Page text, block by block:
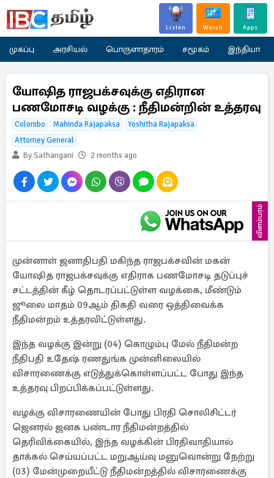
Listen Watch Apps
முகப்பு அரசியல் பொருளாதாரம் சமூகம் இந்தியா
யோஷித ராஜபக்சவுக்கு எதிரான
பணமோசடி வழக்கு : நீதிமன்றின் உத்தரவு
Colombo Mahinda Rajapaksa
Yoshitha Rajapaksa
Attorney General
By Sathangani
2 months ago
விளம்பரம்
முன்னாள் ஜனாதிபதி மகிந்த ராஜபக்சவின் மகன்
யோஷித ராஜபக்சவுக்கு எதிராக பணமோசடி தடுப்புச்
சட்டத்தின் கீழ் தொடரப்பட்டுள்ள வழக்கை, மீண்டும்
ஜூலை மாதம் 09ஆம் திகதி வரை ஒத்திவைக்க
நீதிமன்றம் உத்தரவிட்டுள்ளது.
இந்த வழக்கு இன்று (04) கொழும்பு மேல் நீதிமன்ற
நீதிபதி உதேஷ் ரணதுங்க முன்னிலையில்
விசாரணைக்கு எடுத்துக்கொள்ளப்பட்ட போது இந்த
உத்தரவு பிறப்பிக்கப்பட்டுள்ளது.
வழக்கு விசாரணையின் போது பிரதி சொலிசிட்டர்
ஜெனரல் ஜனக பண்டார நீதிமன்றத்தில்
தெரிவிக்கையில், இந்த வழக்கின் பிரதிவாதியால்
தாக்கல் செய்யப்பட்ட மறுஆய்வு மனுவொன்று நேற்று
(03) மேன்முறையீட்டு நீதிமன்றத்தில் விசாரணைக்கு